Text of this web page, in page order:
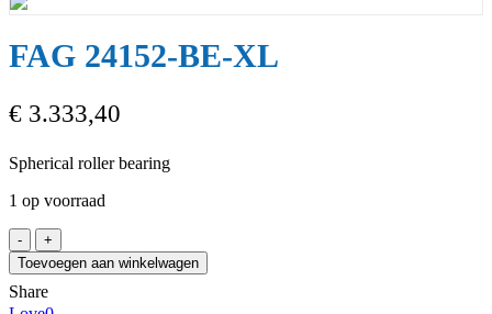
FAG 24152-BE-XL
€ 3.333,40
Spherical roller bearing
1 op voorraad
FAG
24152-
BE-
XL
Toevoegen aan winkelwagen
Share